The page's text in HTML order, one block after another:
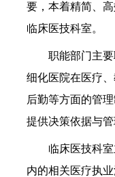
要，本着精简、
临床医技科室。
职能部门主
细化医院在医疗
后勤等方面的管
提供决策依据与管
临床医技科
内的相关医疗执